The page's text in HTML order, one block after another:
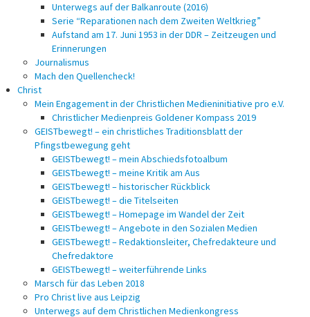
Unterwegs auf der Balkanroute (2016)
Serie “Reparationen nach dem Zweiten Weltkrieg”
Aufstand am 17. Juni 1953 in der DDR – Zeitzeugen und
Erinnerungen
Journalismus
Mach den Quellencheck!
Christ
Mein Engagement in der Christlichen Medieninitiative pro e.V.
Christlicher Medienpreis Goldener Kompass 2019
GEISTbewegt! – ein christliches Traditionsblatt der
Pfingstbewegung geht
GEISTbewegt! – mein Abschiedsfotoalbum
GEISTbewegt! – meine Kritik am Aus
GEISTbewegt! – historischer Rückblick
GEISTbewegt! – die Titelseiten
GEISTbewegt! – Homepage im Wandel der Zeit
GEISTbewegt! – Angebote in den Sozialen Medien
GEISTbewegt! – Redaktionsleiter, Chefredakteure und
Chefredaktore
GEISTbewegt! – weiterführende Links
Marsch für das Leben 2018
Pro Christ live aus Leipzig
Unterwegs auf dem Christlichen Medienkongress